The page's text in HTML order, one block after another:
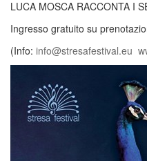
LUCA MOSCA RACCONTA I
Ingresso gratuito su
(Info: info@stresafestival.eu